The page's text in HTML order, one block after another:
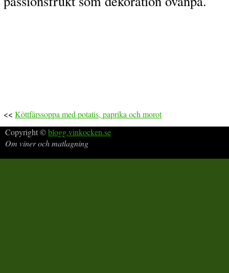
<< Köttfärssoppa med potatis, paprika och morot
Copyright ©blogg.vinkocken.se
Om viner och matlagning